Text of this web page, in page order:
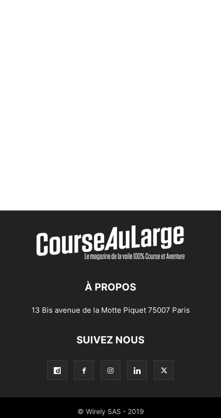
À PROPOS
13 Bis avenue de la Motte Piquet 75007 Paris
SUIVEZ NOUS
© Wirely SAS - 2019